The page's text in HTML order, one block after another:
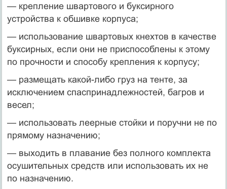
— крепление швартового и буксирного
устройства к обшивке корпуса;
— использование швартовых кнехтов в качестве
буксирных, если они не приспособлены к этому
по прочности и способу крепления к корпусу;
— размещать какой-либо груз на тенте, за
исключением спаспринадлежностей, багров и
весел;
— использовать леерные стойки и поручни не по
прямому назначению;
— выходить в плавание без полного комплекта
осушительных средств или использовать их не
по назначению.